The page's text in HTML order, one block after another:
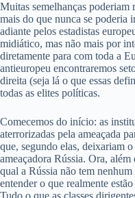
Muitas semelhanças
mais do que nunca se poderia
adiante pelos estadistas
midiático, mas não mais por
diretamente para com toda a
antieuropeu encontraremos
direita (seja lá o que essas
todas as elites políticas.
Comecemos do início: as
aterrorizadas pela ameaçada
que, segundo elas, deixariam
ameaçadora Rússia. Ora,
qual a Rússia não tem
entender o que realmente